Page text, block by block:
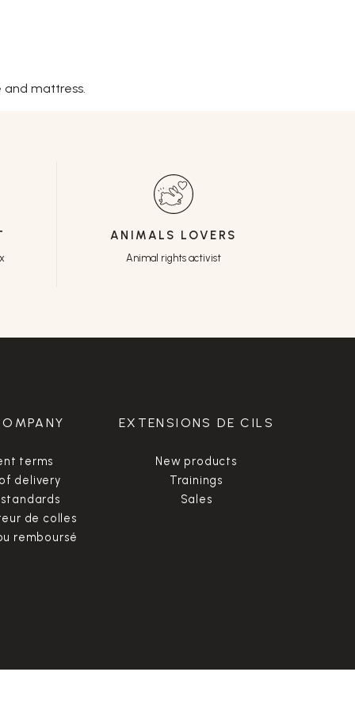
and mattress.
ANIMALS LOVERS
Animal rights activist
terms
delivery
de colles
remboursé
EXTENSIONS DE CILS
New products
Trainings
Sales